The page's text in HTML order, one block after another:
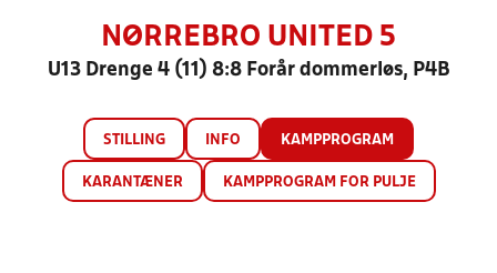
NØRREBRO UNITED 5
U13 Drenge 4 (11) 8:8 Forår dommerløs, P4B
STILLING INFO KAMPPROGRAM
KARANTÆNER KAMPPROGRAM FOR PULJE